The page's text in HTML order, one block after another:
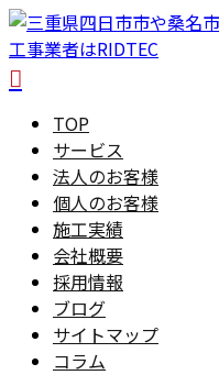
TOP
サービス
法人のお客様
個人のお客様
施工実績
会社概要
採用情報
ブログ
サイトマップ
コラム